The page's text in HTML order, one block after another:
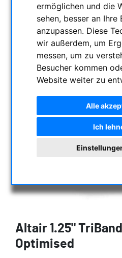
ermöglichen und die
sehen, besser an Ihre
anzupassen. Diese
wir außerdem, um
messen, um zu
Besucher kommen
Website weiter zu
Alle
Ich
Altair 1.25"
Optimised